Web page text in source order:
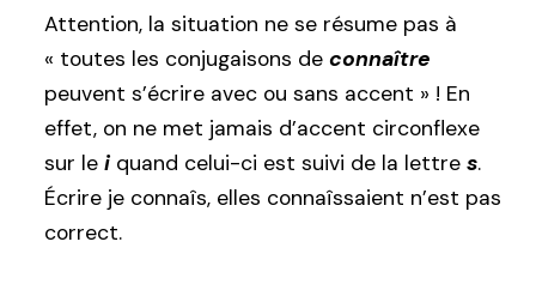
Attention, la situation ne se résume pas à
« toutes les conjugaisons de connaître
peuvent s’écrire avec ou sans accent » ! En
effet, on ne met jamais d’accent circonflexe
sur le i quand celui-ci est suivi de la lettre s.
Écrire je connaîs, elles connaîssaient n’est pas
correct.